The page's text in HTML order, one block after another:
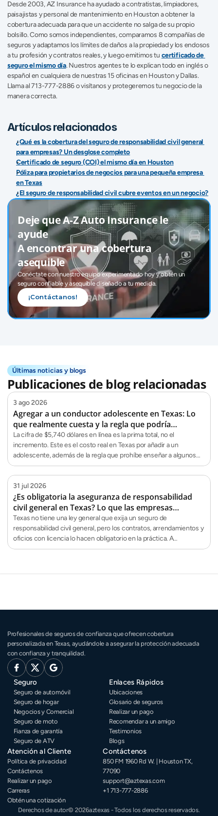
Desde 2003, AZ Insurance ha ayudado a contratistas, limpiadores,
paisajistas y personal de mantenimiento en Houston a obtener la
cobertura adecuada para que un accidente no salga de su propio
bolsillo. Como somos independientes, comparamos 8 compañías de
seguros y adaptamos los límites de daños a la propiedad y los endosos
a tu profesión y contratos reales, y luego emitimos tu certificado de
seguro el mismo día. Nuestros agentes te lo explican todo en inglés o
español en cualquiera de nuestras 15 oficinas en Houston y Dallas.
Llama al 713-777-2886 o visítanos y protegeremos tu negocio de la
manera correcta.
Artículos relacionados
¿Qué es la cobertura del seguro de responsabilidad civil general
para empresas? Un desglose completo
Certificado de seguro (COI) el mismo día en Houston
Póliza para propietarios de negocios para una pequeña empresa
en Texas
¿El seguro de responsabilidad civil cubre eventos en un negocio?
Deje que A-Z Auto Insurance le
ayude
A encontrar una cobertura
asequible
Conéctate con nuestro equipo experimentado hoy y obtén un
seguro confiable y asequible diseñado a tu medida.
¡Contáctanos!
Últimas noticias y blogs
Publicaciones de blog relacionadas
3 ago 2026
Agregar a un conductor adolescente en Texas: Lo
que realmente cuesta y la regla que podría
descalificarte para enseñarle
La cifra de $5,740 dólares en línea es la prima total, no el
incremento. Este es el costo real en Texas por añadir a un
adolescente, además de la regla que prohíbe enseñar a algunos
padres.
31 jul 2026
¿Es obligatoria la aseguranza de responsabilidad
civil general en Texas? Lo que las empresas
realmente necesitan saber
Texas no tiene una ley general que exija un seguro de
responsabilidad civil general, pero los contratos, arrendamientos y
oficios con licencia lo hacen obligatorio en la práctica. A
continuación, te explicamos cuándo lo necesitas.
Profesionales de seguros de confianza que ofrecen cobertura
personalizada en Texas, ayudándole a asegurar la protección adecuada
con confianza y tranquilidad.
Seguro
Seguro de automóvil
Seguro de hogar
Negocios y Comercial
Seguro de moto
Fianza de garantía
Seguro de ATV
Enlaces Rápidos
Ubicaciones
Glosario de seguros
Realizar un pago
Recomendar a un amigo
Testimonios
Blogs
Atención al Cliente
Política de privacidad
Contáctenos
Realizar un pago
Carreras
Obtén una cotización
Contáctenos
850 FM 1960 Rd W. | Houston TX,
77090
support@aztexas.com
+1 713-777-2886
Derechos de autor© 2026aztexas - Todos los derechos reservados.